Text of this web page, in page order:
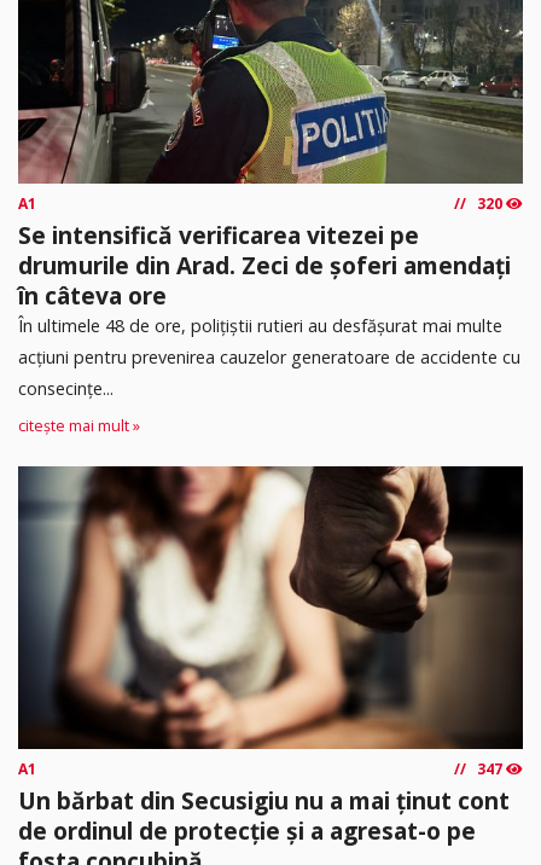
A1 320
Se intensifică verificarea vitezei pe
drumurile din Arad. Zeci de șoferi amendați
în câteva ore
În ultimele 48 de ore, polițiștii rutieri au desfășurat mai multe
acțiuni pentru prevenirea cauzelor generatoare de accidente cu
consecințe...
citește mai mult »
A1 347
Un bărbat din Secusigiu nu a mai ținut cont
de ordinul de protecție și a agresat-o pe